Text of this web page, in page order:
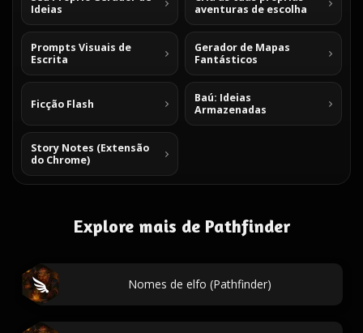
Ideias
aventuras de escolha
Prompts Visuais de
Escrita
Gerador de Mapas
Fantásticos
Ficção Flash
Baú: Ideias
Armazenadas
Story Notes (Extensão
do Chrome)
Explore mais de Pathfinder
Nomes de elfo (Pathfinder)